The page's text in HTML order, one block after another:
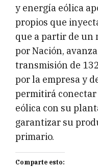
y energía eólica
propios que
que a partir de un
por Nación,
transmisión de
por la empresa y
permitirá conectar
eólica con su
garantizar su
primario.
Comparte esto: